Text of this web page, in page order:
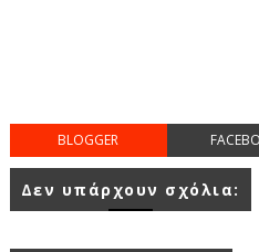
BLOGGER
Δεν υπάρχουν σχόλια: